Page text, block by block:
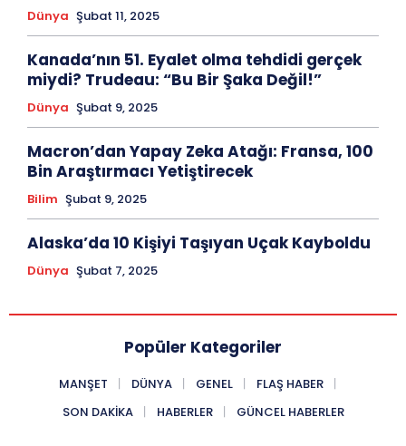
Dünya Şubat 11, 2025
Kanada’nın 51. Eyalet olma tehdidi gerçek
miydi? Trudeau: “Bu Bir Şaka Değil!”
Dünya Şubat 9, 2025
Macron’dan Yapay Zeka Atağı: Fransa, 100
Bin Araştırmacı Yetiştirecek
Bilim Şubat 9, 2025
Alaska’da 10 Kişiyi Taşıyan Uçak Kayboldu
Dünya Şubat 7, 2025
Popüler Kategoriler
MANŞET DÜNYA GENEL
FLAŞ HABER
SON DAKIKA
HABERLER GÜNCEL HABERLER